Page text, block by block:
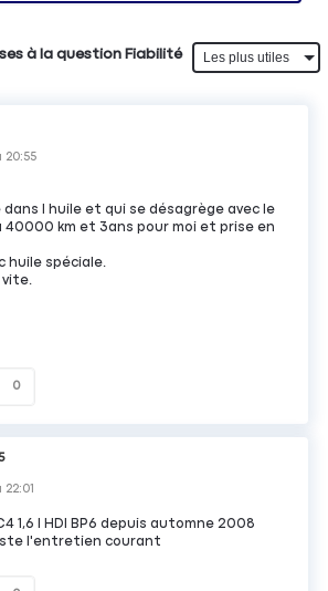
à la question Fiabilité
20:55
l huile et qui se désagrège avec le
40000 km et 3ans pour moi et prise en
huile spéciale.
vite.
0
22:01
1,6 l HDI BP6 depuis automne 2008
l'entretien courant